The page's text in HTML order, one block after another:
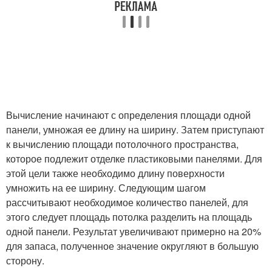
Вычисление начинают с определения площади одной
панели, умножая ее длину на ширину. Затем приступают
к вычислению площади потолочного пространства,
которое подлежит отделке пластиковыми панелями. Для
этой цели также необходимо длину поверхности
умножить на ее ширину. Следующим шагом
рассчитывают необходимое количество панелей, для
этого следует площадь потолка разделить на площадь
одной панели. Результат увеличивают примерно на 20%
для запаса, полученное значение округляют в большую
сторону.